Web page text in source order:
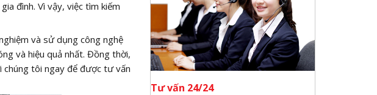
đình. Vì vậy, việc tìm kiếm
và sử dụng công nghệ
và hiệu quả nhất. Đồng thời,
chúng tôi ngay để được tư vấn
Tư vấn 24/24